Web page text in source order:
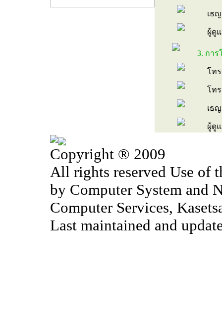
เธ
ผู้ดู
3. กา
โทร
โทร
เธ
ผู้ดู
Copyright ® 2009
All rights reserved Use of
by Computer System and
Computer Services,
Last maintained and